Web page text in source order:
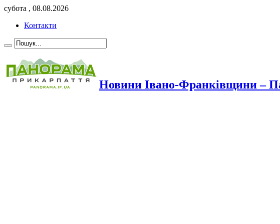
субота , 08.08.2026
Контакти
Новини Івано-Франківщини –